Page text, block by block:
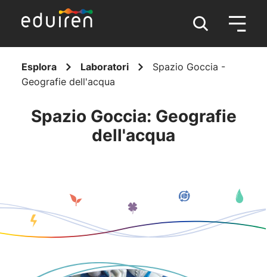
Esplora Laboratori
Spazio Goccia -
Geografie dell'acqua
Spazio Goccia: Geografie
dell'acqua